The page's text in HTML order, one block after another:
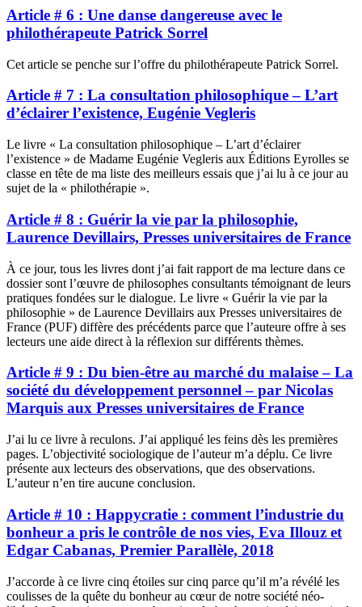
Article # 6 : Une danse dangereuse avec le
philothérapeute Patrick Sorrel
Cet article se penche sur l’offre du philothérapeute Patrick Sorrel.
Article # 7 : La consultation philosophique – L’art
d’éclairer l’existence, Eugénie Vegleris
Le livre « La consultation philosophique – L’art d’éclairer
l’existence » de Madame Eugénie Vegleris aux Éditions Eyrolles se
classe en tête de ma liste des meilleurs essais que j’ai lu à ce jour au
sujet de la « philothérapie ».
Article # 8 : Guérir la vie par la philosophie,
Laurence Devillairs, Presses universitaires de France
À ce jour, tous les livres dont j’ai fait rapport de ma lecture dans ce
dossier sont l’œuvre de philosophes consultants témoignant de leurs
pratiques fondées sur le dialogue. Le livre « Guérir la vie par la
philosophie » de Laurence Devillairs aux Presses universitaires de
France (PUF) diffère des précédents parce que l’auteure offre à ses
lecteurs une aide direct à la réflexion sur différents thèmes.
Article # 9 : Du bien-être au marché du malaise – La
société du développement personnel – par Nicolas
Marquis aux Presses universitaires de France
J’ai lu ce livre à reculons. J’ai appliqué les feins dès les premières
pages. L’objectivité sociologique de l’auteur m’a déplu. Ce livre
présente aux lecteurs des observations, que des observations.
L’auteur n’en tire aucune conclusion.
Article # 10 : Happycratie : comment l’industrie du
bonheur a pris le contrôle de nos vies, Eva Illouz et
Edgar Cabanas, Premier Parallèle, 2018
J’accorde à ce livre cinq étoiles sur cinq parce qu’il m’a révélé les
coulisses de la quête du bonheur au cœur de notre société néo-